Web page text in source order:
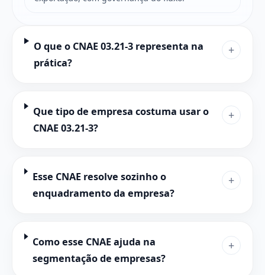
O que o CNAE 03.21-3 representa na
prática?
+
Que tipo de empresa costuma usar o
CNAE 03.21-3?
+
Esse CNAE resolve sozinho o
enquadramento da empresa?
+
Como esse CNAE ajuda na
segmentação de empresas?
+